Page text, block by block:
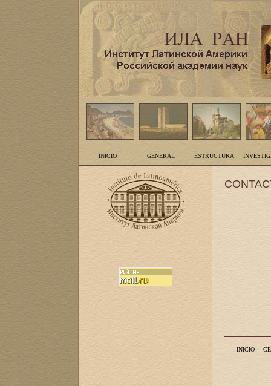
INICIO GENERAL ESTRUCTURA
INICIO